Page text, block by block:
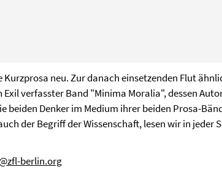
neu. Zur danach einsetzenden Flut
verfasster Band "Minima Moralia", dessen
Denker im Medium ihrer beiden Prosa-
der Begriff der Wissenschaft, lesen wir in jeder
berlin.org